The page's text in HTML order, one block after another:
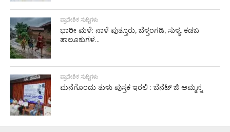
ಪ್ರಾದೇಶಿಕ ಸುದ್ದಿಗಳು
ಭಾರೀ ಮಳೆ: ನಾಳೆ ಪುತ್ತೂರು, ಬೆಳ್ತಂಗಡಿ, ಸುಳ್ಯ, ಕಡಬ
ತಾಲೂಕುಗಳ...
ಪ್ರಾದೇಶಿಕ ಸುದ್ದಿಗಳು
ಮನೆಗೊಂದು ತುಳು ಪುಸ್ತಕ ಇರಲಿ : ಬೆನೆಟ್ ಜಿ ಅಮ್ಮನ್ನ